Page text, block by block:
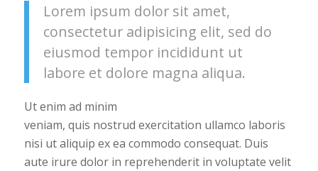
Lorem ipsum dolor sit amet,
consectetur adipisicing elit, sed do
eiusmod tempor incididunt ut
labore et dolore magna aliqua.
Ut enim ad minim
veniam, quis nostrud exercitation ullamco laboris
nisi ut aliquip ex ea commodo consequat. Duis
aute irure dolor in reprehenderit in voluptate velit